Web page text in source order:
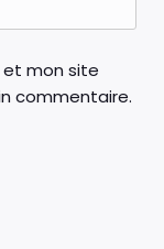
et mon site
commentaire.